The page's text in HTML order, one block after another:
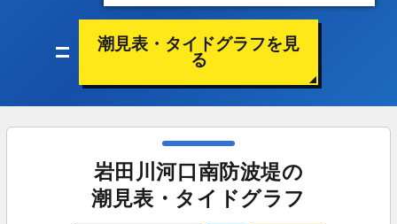
潮見表・タイドグラフを見
る
岩田川河口南防波堤の
潮見表・タイドグラフ